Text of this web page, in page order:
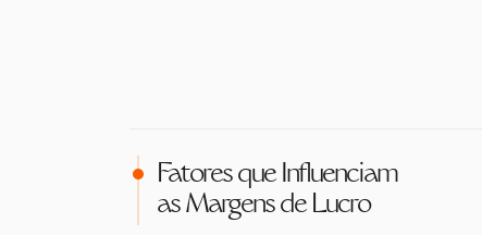
Fatores que Influenciam
as Margens de Lucro